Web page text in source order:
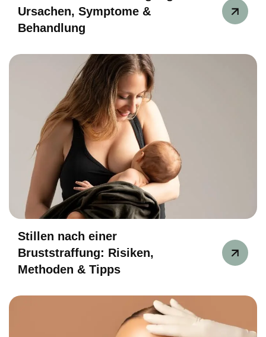
Ursachen, Symptome &
Behandlung
Stillen nach einer
Bruststraffung: Risiken,
Methoden & Tipps